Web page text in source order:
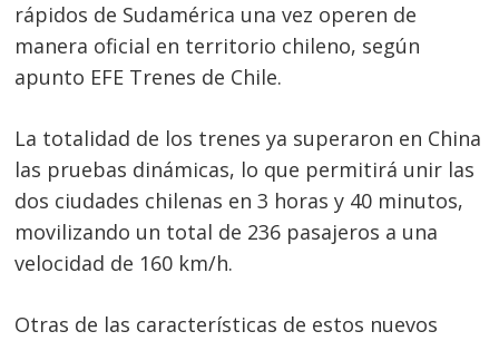
rápidos de Sudamérica una vez operen de
manera oficial en territorio chileno, según
apunto EFE Trenes de Chile.
La totalidad de los trenes ya superaron en China
las pruebas dinámicas, lo que permitirá unir las
dos ciudades chilenas en 3 horas y 40 minutos,
movilizando un total de 236 pasajeros a una
velocidad de 160 km/h.
Otras de las características de estos nuevos